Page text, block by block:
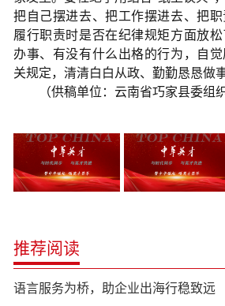
把自己摆进去、把工作摆进去、把
履行职责时是否在纪律规矩方面放
办事、有没有什么出格的行为，自
关规定，清清白白从政、勤勤恳恳做
（供稿单位：云南省巧家县委组
推荐阅读
语言服务为桥，助企业出海行稳致远